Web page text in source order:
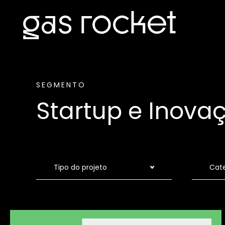
SEGMENTO
Startup e